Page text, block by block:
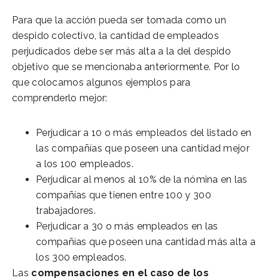
Para que la acción pueda ser tomada como un
despido colectivo, la cantidad de empleados
perjudicados debe ser más alta a la del despido
objetivo que se mencionaba anteriormente. Por lo
que colocamos algunos ejemplos para
comprenderlo mejor:
Perjudicar a 10 o más empleados del listado en
las compañías que poseen una cantidad mejor
a los 100 empleados.
Perjudicar al menos al 10% de la nómina en las
compañías que tienen entre 100 y 300
trabajadores.
Perjudicar a 30 o más empleados en las
compañías que poseen una cantidad más alta a
los 300 empleados.
Las compensaciones en el caso de los